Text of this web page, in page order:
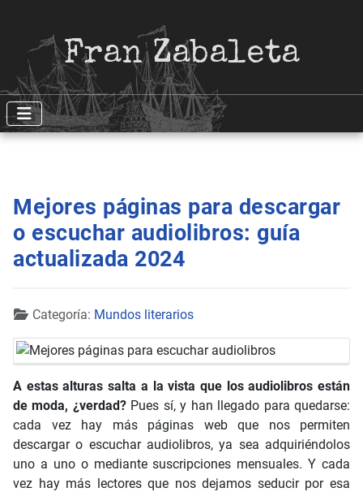
Fran Zabaleta
Mejores páginas para descargar
o escuchar audiolibros: guía
actualizada 2024
Detalles
Categoría: Mundos literarios
A estas alturas salta a la vista que los audiolibros están
de moda, ¿verdad? Pues sí, y han llegado para quedarse:
cada vez hay más páginas web que nos permiten
descargar o escuchar audiolibros, ya sea adquiriéndolos
uno a uno o mediante suscripciones mensuales. Y cada
vez hay más lectores que nos dejamos seducir por esa